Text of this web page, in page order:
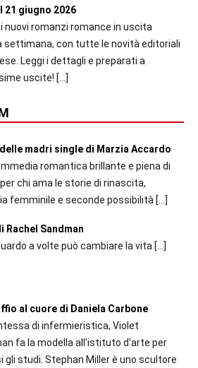
21 giugno 2026
nuovi romanzi romance in uscita
settimana, con tutte le novità editoriali
Leggi i dettagli e preparati a
uscite! […]
delle madri single di Marzia Accardo
romantica brillante e piena di
chi ama le storie di rinascita,
femminile e seconde possibilità […]
Rachel Sandman
a volte può cambiare la vita […]
al cuore di Daniela Carbone
di infermieristica, Violet
fa la modella all'istituto d'arte per
gli studi. Stephan Miller è uno scultore